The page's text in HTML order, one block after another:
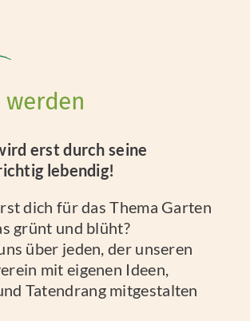
erst durch seine
lebendig!
dich für das Thema Garten
grünt und blüht?
über jeden, der unseren
mit eigenen Ideen,
Tatendrang mitgestalten